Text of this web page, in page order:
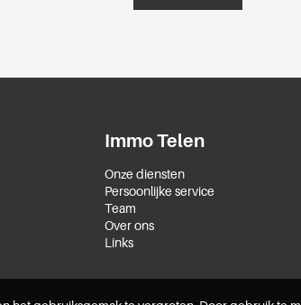
Immo Telen
Onze diensten
Persoonlijke service
Team
Over ons
Links